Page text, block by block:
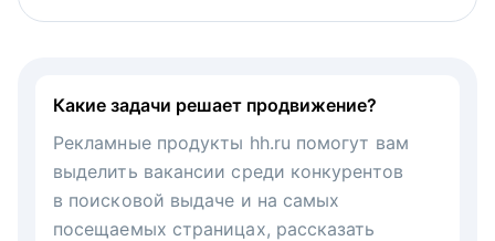
Какие задачи решает продвижение?
Рекламные продукты hh.ru помогут вам
выделить вакансии среди конкурентов
в поисковой выдаче и на самых
посещаемых страницах, рассказать